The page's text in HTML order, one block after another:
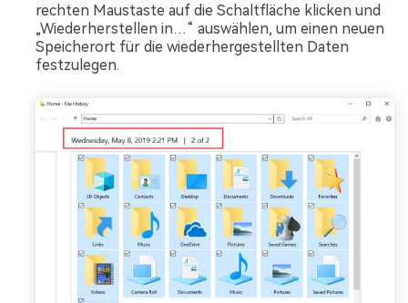
rechten Maustaste auf die Schaltfläche klicken und
„Wiederherstellen in…“ auswählen, um einen neuen
Speicherort für die wiederhergestellten Daten
festzulegen.